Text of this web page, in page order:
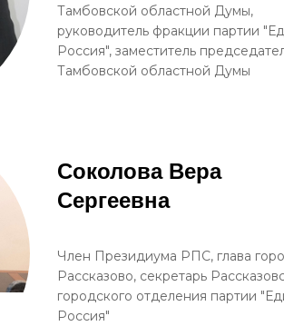
Тамбовской областной Думы,
руководитель фракции партии
Россия", заместитель
Тамбовской областной Думы
Соколова Вера
Сергеевна
Член Президиума РПС, глава
Рассказово, секретарь
городского отделения партии
Россия"